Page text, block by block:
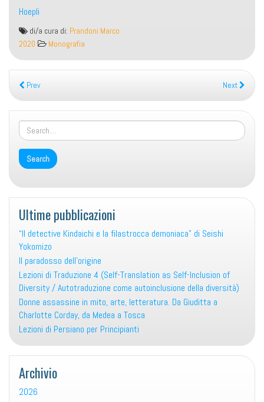
Hoepli
Cultura
letteraria
Autori,
testi
contesti
dal
Medioevo
a
oggi
di/a cura di: Prandoni Marco
2020
Monografia
Prev Next
Ultime pubblicazioni
“Il detective Kindaichi e la filastrocca demoniaca” di Seishi
Yokomizo
Il paradosso dell’origine
Lezioni di Traduzione 4 (Self-Translation as Self-Inclusion of
Diversity / Autotraduzione come autoinclusione della diversità)
Donne assassine in mito, arte, letteratura. Da Giuditta a
Charlotte Corday, da Medea a Tosca
Lezioni di Persiano per Principianti
Archivio
2026